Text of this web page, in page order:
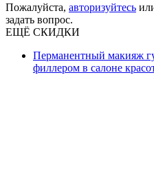
Пожалуйста, авторизуйтесь
задать вопрос.
ЕЩЁ СКИДКИ
Перманентный макияж
филлером в салоне